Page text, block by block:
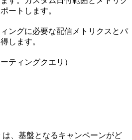
ートします。
ングに必要な配信メトリクスとパ
します。
ティングクエリ）
は、基盤となるキャンペーンがど